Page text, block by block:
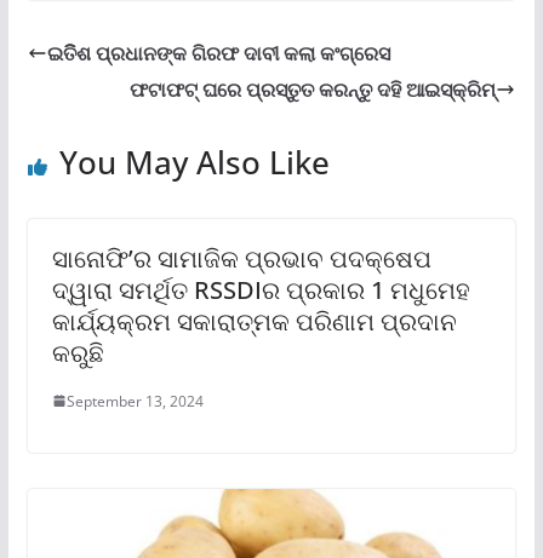
ଇତିିଶ ପ୍ରଧାନଙ୍କ ଗିରଫ ଦାବୀ କଲା କଂଗ୍ରେସ
ଫଟାଫଟ୍‌ ଘରେ ପ୍ରସ୍ତୁତ କରନ୍ତୁ ଦହି ଆଇସ୍‌କ୍ରିମ୍‌
You May Also Like
ସାନୋଫି’ର ସାମାଜିକ ପ୍ରଭାବ ପଦକ୍ଷେପ
ଦ୍ୱାରା ସମର୍ଥିତ RSSDIର ପ୍ରକାର 1 ମଧୁମେହ
କାର୍ଯ୍ୟକ୍ରମ ସକାରାତ୍ମକ ପରିଣାମ ପ୍ରଦାନ
କରୁଛି
September 13, 2024